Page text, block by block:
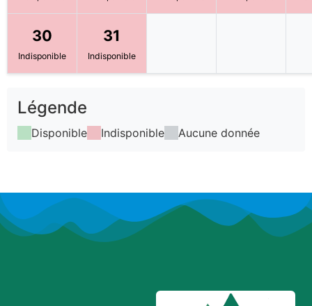
30
Indisponible
31
Indisponible
Légende
Disponible Indisponible Aucune donnée